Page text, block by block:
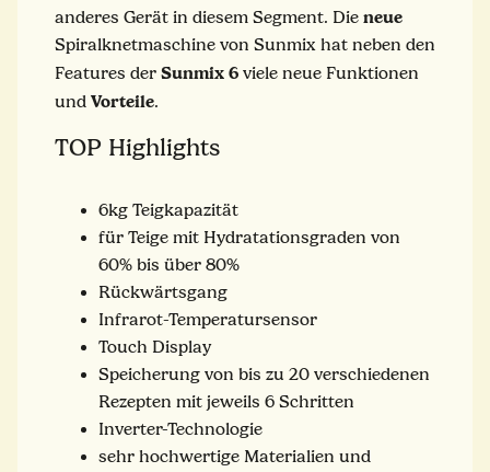
anderes Gerät in diesem Segment. Die neue
Spiralknetmaschine von Sunmix hat neben den
Features der Sunmix 6 viele neue Funktionen
und Vorteile.
TOP Highlights
6kg Teigkapazität
für Teige mit Hydratationsgraden von
60% bis über 80%
Rückwärtsgang
Infrarot-Temperatursensor
Touch Display
Speicherung von bis zu 20 verschiedenen
Rezepten mit jeweils 6 Schritten
Inverter-Technologie
sehr hochwertige Materialien und